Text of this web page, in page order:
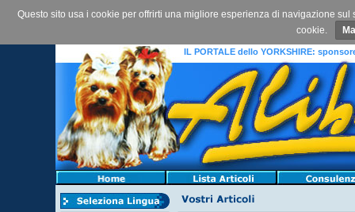
Questo sito usa i cookie per offrirti una migliore esperienza di navigazione
cookie.
IL PORTALE dello YORKSHIRE: